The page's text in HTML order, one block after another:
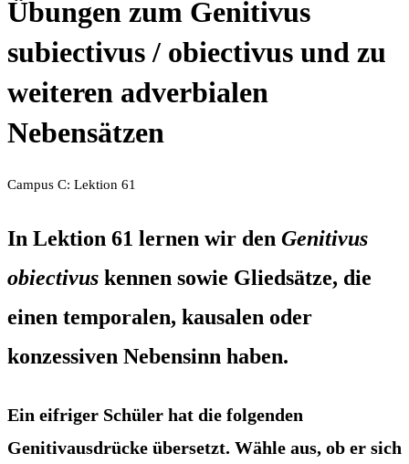
Übungen zum Genitivus
subiectivus / obiectivus und zu
weiteren adverbialen
Nebensätzen
Campus C: Lektion 61
In Lektion 61 lernen wir den Genitivus
obiectivus kennen sowie Gliedsätze, die
einen temporalen, kausalen oder
konzessiven Nebensinn haben.
Ein eifriger Schüler hat die folgenden
Genitivausdrücke übersetzt. Wähle aus, ob er sich